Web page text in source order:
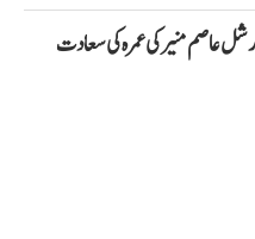
عاصم منیر کی عمرہ کی سعادت